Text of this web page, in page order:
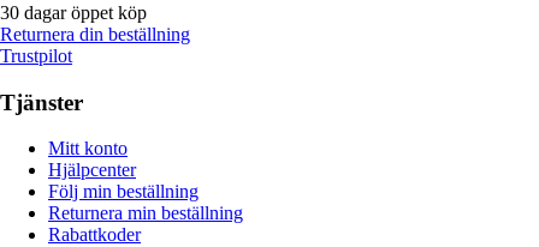
30 dagar öppet köp
Returnera din beställning
Trustpilot
Tjänster
Mitt konto
Hjälpcenter
Följ min beställning
Returnera min beställning
Rabattkoder